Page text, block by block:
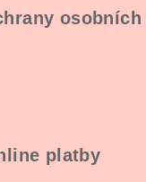
osobních
platby